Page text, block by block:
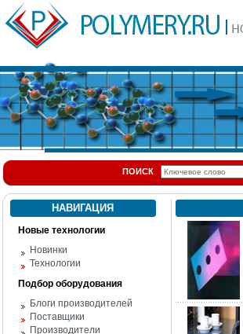
ПОИСК
НАВИГАЦИЯ
Новые технологии
Новинки
Технологии
Подбор оборудования
Блоги производителей
Поставщики
Производители